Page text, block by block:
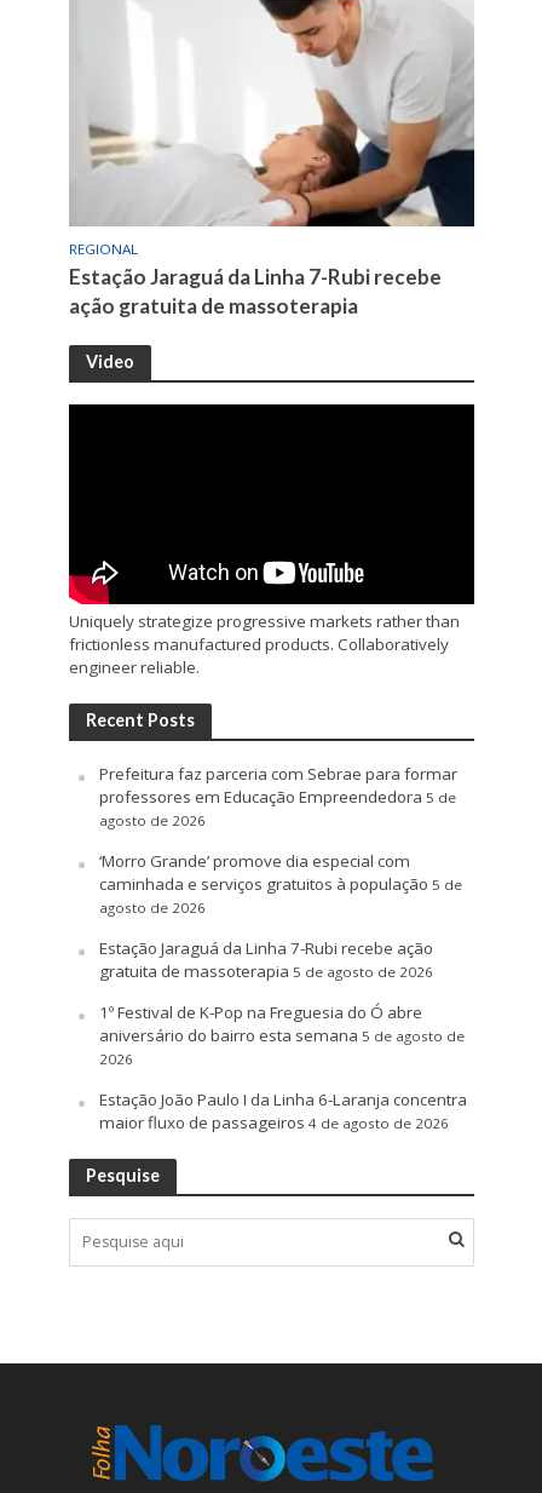
REGIONAL
Estação Jaraguá da Linha 7-Rubi recebe
ação gratuita de massoterapia
Video
Uniquely strategize progressive markets rather than
frictionless manufactured products. Collaboratively
engineer reliable.
Recent Posts
Prefeitura faz parceria com Sebrae para formar
professores em Educação Empreendedora 5 de
agosto de 2026
‘Morro Grande’ promove dia especial com
caminhada e serviços gratuitos à população 5 de
agosto de 2026
Estação Jaraguá da Linha 7-Rubi recebe ação
gratuita de massoterapia 5 de agosto de 2026
1º Festival de K-Pop na Freguesia do Ó abre
aniversário do bairro esta semana 5 de agosto de
2026
Estação João Paulo I da Linha 6-Laranja concentra
maior fluxo de passageiros 4 de agosto de 2026
Pesquise